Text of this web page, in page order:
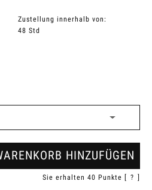
Zustellung innerhalb von:
48 Std
HINZUFÜGEN
Sie erhalten 40 Punkte [ ? ]